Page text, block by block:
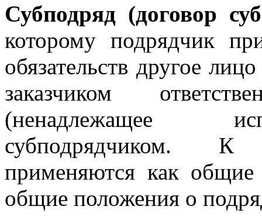
Субподряд (договор
которому подрядчик
обязательств другое
заказчиком
(ненадлежащее
субподрядчиком. К
применяются как
общие положения о